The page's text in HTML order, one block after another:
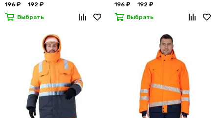
196 ₽
192 ₽
Выбрать
196 ₽
192 ₽
Выбрать